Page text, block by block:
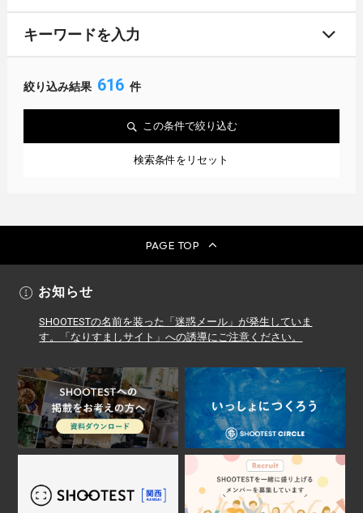
キーワードを入力
絞り込み結果 616 件
この条件で絞り込む
検索条件をリセット
PAGE TOP
お知らせ
SHOOTESTの名前を装った「迷惑メール」が発生していま
す。「なりすましサイト」への誘導にご注意ください。